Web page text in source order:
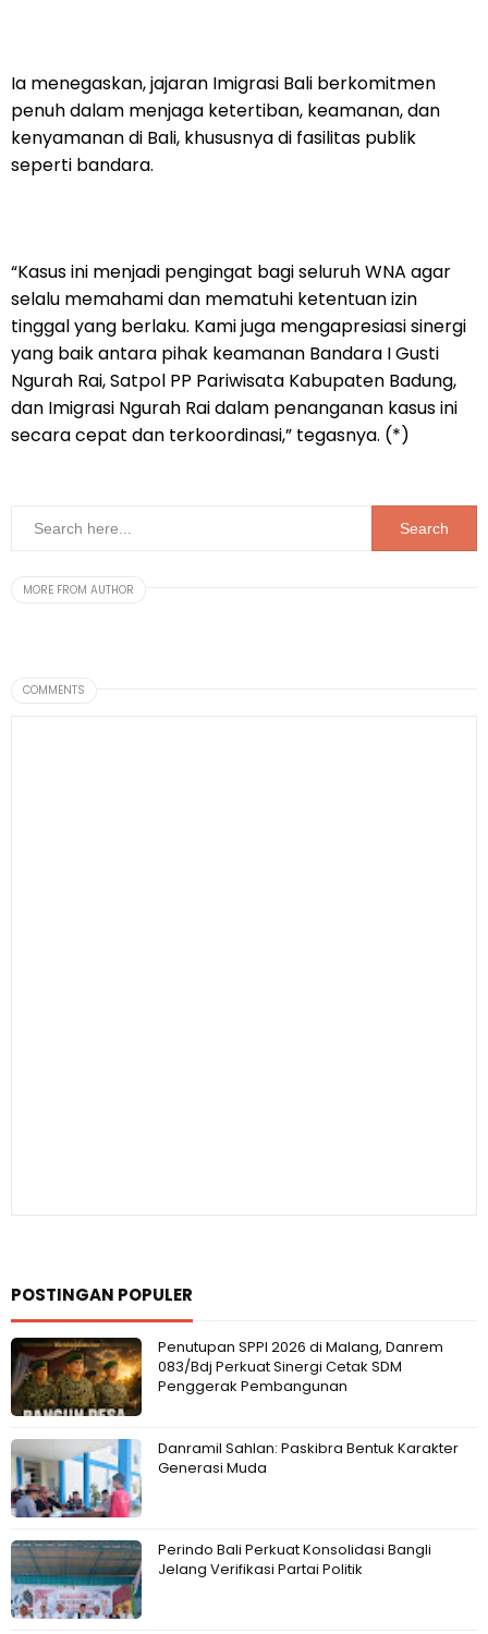
Ia menegaskan, jajaran Imigrasi Bali berkomitmen
penuh dalam menjaga ketertiban, keamanan, dan
kenyamanan di Bali, khususnya di fasilitas publik
seperti bandara.
“Kasus ini menjadi pengingat bagi seluruh WNA agar
selalu memahami dan mematuhi ketentuan izin
tinggal yang berlaku. Kami juga mengapresiasi sinergi
yang baik antara pihak keamanan Bandara I Gusti
Ngurah Rai, Satpol PP Pariwisata Kabupaten Badung,
dan Imigrasi Ngurah Rai dalam penanganan kasus ini
secara cepat dan terkoordinasi,” tegasnya. (*)
MORE FROM AUTHOR
COMMENTS
POSTINGAN POPULER
Penutupan SPPI 2026 di Malang, Danrem
083/Bdj Perkuat Sinergi Cetak SDM
Penggerak Pembangunan
Danramil Sahlan: Paskibra Bentuk Karakter
Generasi Muda
Perindo Bali Perkuat Konsolidasi Bangli
Jelang Verifikasi Partai Politik